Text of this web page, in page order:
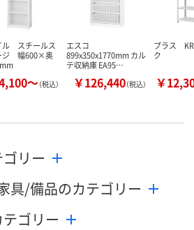
へ カゴへ カ
ル スチールス
ジ 幅600×奥
～（税込）
エスコ
899x350x1770mm カル
テ収納庫 EA95…
￥126,440（税込）
プラス
ク
￥
リー
具/備品のカテゴリー
ゴリー